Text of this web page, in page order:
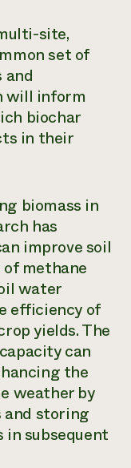
site,
set of
and
will inform
biochar
in their
biomass in
has
improve soil
methane
water
efficiency of
yields. The
can
the
weather by
and storing
in subsequent